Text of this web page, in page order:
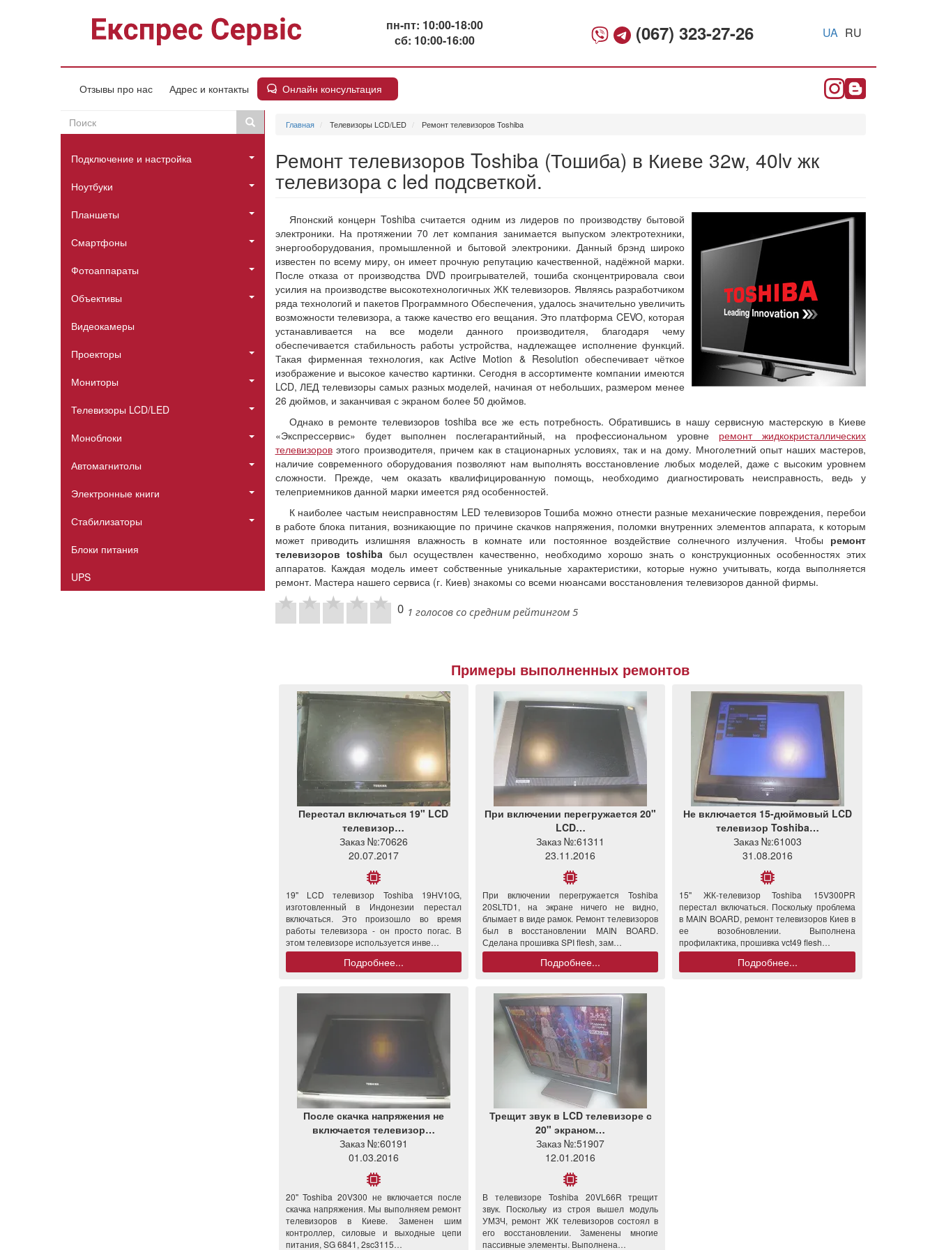
пн-пт: 10:00-18:00
сб: 10:00-16:00
(067) 323-27-26 UA RU
Отзывы про нас Адрес и контакты Онлайн консультация
Пошукова
форма
Поиск Поиск
Головне
меню
Подключение и настройка
Ноутбуки
Планшеты
Смартфоны
Фотоаппараты
Объективы
Видеокамеры
Проекторы
Мониторы
Телевизоры LCD/LED
Моноблоки
Автомагнитолы
Электронные книги
Стабилизаторы
Блоки питания
UPS
Главная Телевизоры LCD/LED Ремонт телевизоров Toshiba
Ремонт телевизоров Toshiba (Тошиба) в Киеве 32w, 40lv жк
телевизора с led подсветкой.
Японский концерн Toshiba считается одним из лидеров по производству бытовой
электроники. На протяжении 70 лет компания занимается выпуском электротехники,
энергооборудования, промышленной и бытовой электроники. Данный брэнд широко
известен по всему миру, он имеет прочную репутацию качественной, надёжной марки.
После отказа от производства DVD проигрывателей, тошиба сконцентрировала свои
усилия на производстве высокотехнологичных ЖК телевизоров. Являясь разработчиком
ряда технологий и пакетов Программного Обеспечения, удалось значительно увеличить
возможности телевизора, а также качество его вещания. Это платформа CEVO, которая
устанавливается на все модели данного производителя, благодаря чему
обеспечивается стабильность работы устройства, надлежащее исполнение функций.
Такая фирменная технология, как Active Motion & Resolution обеспечивает чёткое
изображение и высокое качество картинки. Сегодня в ассортименте компании имеются
LCD, ЛЕД телевизоры самых разных моделей, начиная от небольших, размером менее
26 дюймов, и заканчивая с экраном более 50 дюймов.
Однако в ремонте телевизоров toshiba все же есть потребность. Обратившись в нашу сервисную мастерскую в Киеве
«Экспрессервис» будет выполнен послегарантийный, на профессиональном уровне ремонт жидкокристаллических
телевизоровэтого производителя, причем как в стационарных условиях, так и на дому. Многолетний опыт наших мастеров,
наличие современного оборудования позволяют нам выполнять восстановление любых моделей, даже с высоким уровнем
сложности. Прежде, чем оказать квалифицированную помощь, необходимо диагностировать неисправность, ведь у
телеприемников данной марки имеется ряд особенностей.
К наиболее частым неисправностям LED телевизоров Тошиба можно отнести разные механические повреждения, перебои
в работе блока питания, возникающие по причине скачков напряжения, поломки внутренних элементов аппарата, к которым
может приводить излишняя влажность в комнате или постоянное воздействие солнечного излучения. Чтобы ремонт
телевизоров toshiba был осуществлен качественно, необходимо хорошо знать о конструкционных особенностях этих
аппаратов. Каждая модель имеет собственные уникальные характеристики, которые нужно учитывать, когда выполняется
ремонт. Мастера нашего сервиса (г. Киев) знакомы со всеми нюансами восстановления телевизоров данной фирмы.
0 1 голосов со средним рейтингом 5
Примеры выполненных ремонтов
Перестал включаться 19" LCD
телевизор…
Заказ №:70626
20.07.2017
19" LCD телевизор Toshiba 19HV10G,
изготовленный в Индонезии перестал
включаться. Это произошло во время
работы телевизора - он просто погас. В
этом телевизоре используется инве…
Подробнее...
При включении перегружается 20"
LCD…
Заказ №:61311
23.11.2016
При включении перегружается Toshiba
20SLTD1, на экране ничего не видно,
блымает в виде рамок. Ремонт телевизоров
был в восстановлении MAIN BOARD.
Сделана прошивка SPI flesh, зам…
Подробнее...
Не включается 15-дюймовый LCD
телевизор Toshiba…
Заказ №:61003
31.08.2016
15'' ЖК-телевизор Toshiba 15V300PR
перестал включаться. Поскольку проблема
в MAIN BOARD, ремонт телевизоров Киев в
ее возобновлении. Выполнена
профилактика, прошивка vct49 flesh…
Подробнее...
После скачка напряжения не
включается телевизор…
Заказ №:60191
01.03.2016
20" Toshiba 20V300 не включается после
скачка напряжения. Мы выполняем ремонт
телевизоров в Киеве. Заменен шим
контроллер, силовые и выходные цепи
питания, SG 6841, 2sc3115…
Трещит звук в LCD телевизоре с
20" экраном…
Заказ №:51907
12.01.2016
В телевизоре Toshiba 20VL66R трещит
звук. Поскольку из строя вышел модуль
УМЗЧ, ремонт ЖК телевизоров состоял в
его восстановлении. Заменены многие
пассивные элементы. Выполнена…